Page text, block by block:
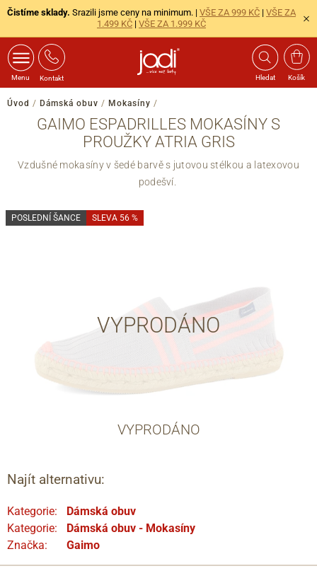
Čistíme sklady. Srazili jsme ceny na minimum. | VŠE ZA 999 KČ | VŠE ZA
1.499 KČ | VŠE ZA 1.999 KČ
Menu Kontakt Hledat Košík
Úvod / Dámská obuv / Mokasíny /
GAIMO ESPADRILLES MOKASÍNY S
PROUŽKY ATRIA GRIS
Vzdušné mokasíny v šedé barvě s jutovou stélkou a latexovou
podešví.
VYPRODÁNO
POSLEDNÍ ŠANCE SLEVA 56 %
VYPRODÁNO
Najít alternativu:
Kategorie:
Dámská obuv
Kategorie:
Dámská obuv - Mokasíny
Značka:
Gaimo